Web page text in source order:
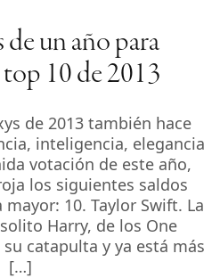
de un año para
10 de 2013
de 2013 también hace
inteligencia, elegancia
votación de este año,
los siguientes saldos
10. Taylor Swift. La
Harry, de los One
catapulta y ya está más
[…]